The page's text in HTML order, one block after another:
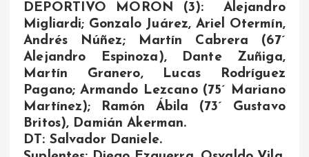
DEPORTIVO MORON (3): Alejandro
Migliardi; Gonzalo Juárez, Ariel Otermín,
Andrés Núñez; Martín Cabrera (67´
Alejandro Espinoza), Dante Zuñiga,
Martín Granero, Lucas Rodríguez
Pagano; Armando Lezcano (75´ Mariano
Martínez); Ramón Ábila (73´ Gustavo
Britos), Damián Akerman.
DT: Salvador Daniele.